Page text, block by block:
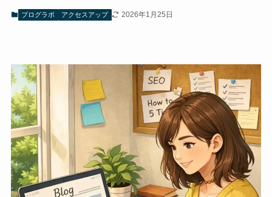
ブログラボ アクセスアップ 2026年1月25日